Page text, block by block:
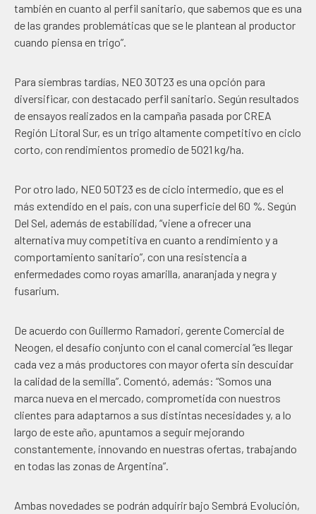
también en cuanto al perfil sanitario, que sabemos que es una
de las grandes problemáticas que se le plantean al productor
cuando piensa en trigo”.
Para siembras tardías, NEO 30T23 es una opción para
diversificar, con destacado perfil sanitario. Según resultados
de ensayos realizados en la campaña pasada por CREA
Región Litoral Sur, es un trigo altamente competitivo en ciclo
corto, con rendimientos promedio de 5021 kg/ha.
Por otro lado, NEO 50T23 es de ciclo intermedio, que es el
más extendido en el país, con una superficie del 60 %. Según
Del Sel, además de estabilidad, “viene a ofrecer una
alternativa muy competitiva en cuanto a rendimiento y a
comportamiento sanitario”, con una resistencia a
enfermedades como royas amarilla, anaranjada y negra y
fusarium.
De acuerdo con Guillermo Ramadori, gerente Comercial de
Neogen, el desafío conjunto con el canal comercial “es llegar
cada vez a más productores con mayor oferta sin descuidar
la calidad de la semilla”. Comentó, además: “Somos una
marca nueva en el mercado, comprometida con nuestros
clientes para adaptarnos a sus distintas necesidades y, a lo
largo de este año, apuntamos a seguir mejorando
constantemente, innovando en nuestras ofertas, trabajando
en todas las zonas de Argentina”.
Ambas novedades se podrán adquirir bajo Sembrá Evolución,